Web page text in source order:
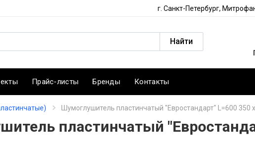
г. Санкт-Петербург,
Найти
Прайс-листы Бренды Контакты
Шумоглушитель пластинчатый "Евростандарт" L=600 350
пластинчатый